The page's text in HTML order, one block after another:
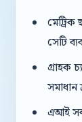
সেটি
গ্রাহক
সমাধান
এআই